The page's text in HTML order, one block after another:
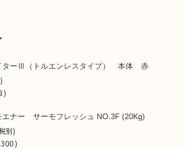
ターⅢ（トルエンレスタイプ） 本体 赤
)
エナー サーモフレッシュ NO.3F (20Kg)
別)
)